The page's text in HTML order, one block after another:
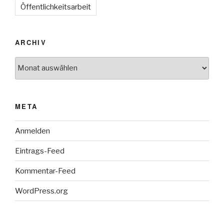
Öffentlichkeitsarbeit
ARCHIV
Archiv
META
Anmelden
Eintrags-Feed
Kommentar-Feed
WordPress.org